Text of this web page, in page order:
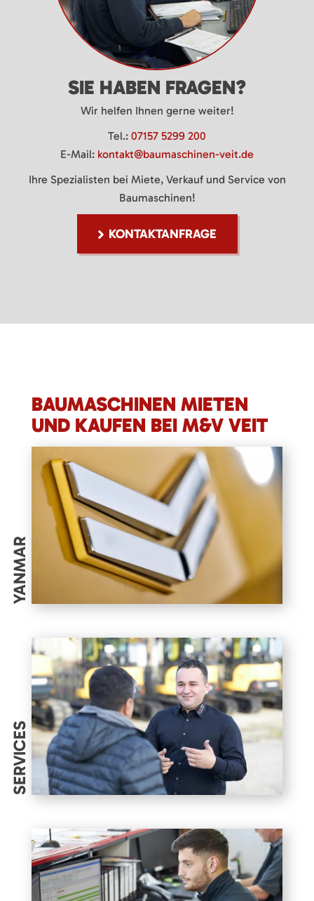
SIE HABEN FRAGEN?
Wir helfen Ihnen gerne weiter!
Tel.: 07157 5299 200
E-Mail: kontakt@baumaschinen-veit.de
Ihre Spezialisten bei Miete, Verkauf und Service von
Baumaschinen!
KONTAKTANFRAGE
BAUMASCHINEN MIETEN
UND KAUFEN BEI M&V VEIT
YANMAR
SERVICES